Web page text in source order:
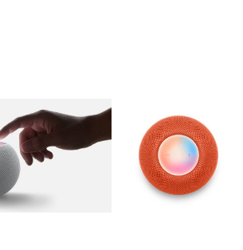
图库 图像 图库 图像